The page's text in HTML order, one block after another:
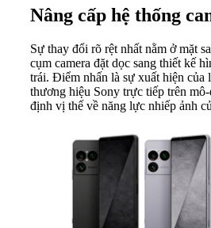
Nâng cấp hệ thống
Sự thay đổi rõ rệt nhất nằm ở mặt
cụm camera đặt dọc sang thiết kế
trái. Điểm nhấn là sự xuất hiện của
thương hiệu Sony trực tiếp trên
định vị thế về năng lực nhiếp ảnh